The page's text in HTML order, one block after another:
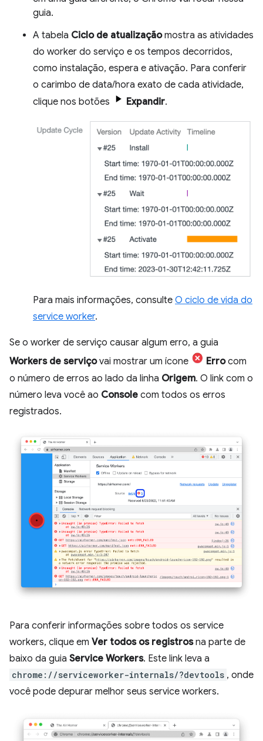
guia.
A tabela Ciclo de atualizaçãomostra as atividades
do worker do serviço e os tempos decorridos,
como instalação, espera e ativação. Para conferir
o carimbo de data/hora exato de cada atividade,
clique nos botões
Expandir.
Para mais informações, consulte O ciclo de vida do
service worker.
Se o worker de serviço causar algum erro, a guia
Workers de serviçovai mostrar um ícone Errocom
o número de erros ao lado da linha Origem. O link com o
número leva você ao Console com todos os erros
registrados.
Para conferir informações sobre todos os service
workers, clique em Ver todos os registrosna parte de
baixo da guia Service Workers. Este link leva a
chrome://serviceworker-internals/?devtools , onde
você pode depurar melhor seus service workers.